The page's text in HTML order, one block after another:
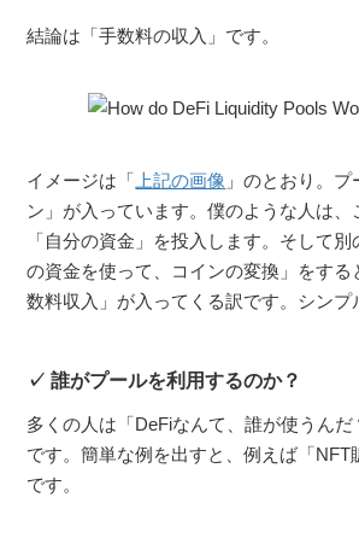
結論は「手数料の収入」です。
イメージは「 上記の画像 」のとおり。
ン」が入っています。僕のような人は、
「自分の資金」を投入します。そして
の資金を使って、コインの変換」をする
数料収入」が入ってくる訳です。シンプ
誰がプールを利用するのか？
多くの人は「DeFiなんて、誰が使うんだ
です。簡単な例を出すと、例えば「NFT
です。